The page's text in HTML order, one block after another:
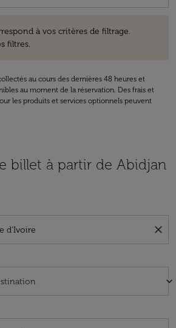
à vos critères de filtrage.
filtres.
au cours des dernières 48 heures et
au moment de la réservation. Des frais et
les produits et services optionnels peuvent
billet à partir de Abidjan
close
keyboard_arrow_down